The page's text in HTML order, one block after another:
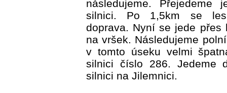
následujeme. Přejedeme
silnici. Po 1,5km se
doprava. Nyní se jede přes
na vršek. Následujeme
v tomto úseku velmi
silnici číslo 286. Jedeme
silnici na Jilemnici.